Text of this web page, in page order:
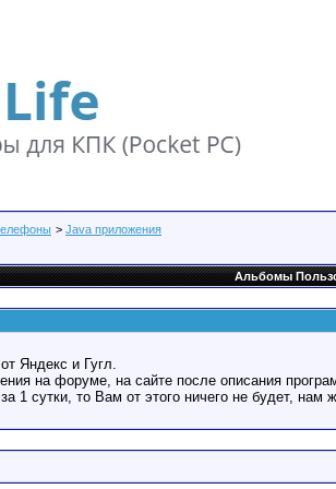
> Java приложения
Альбомы
Яндекс и Гугл.
на форуме, на сайте после описания
1 сутки, то Вам от этого ничего не будет, нам